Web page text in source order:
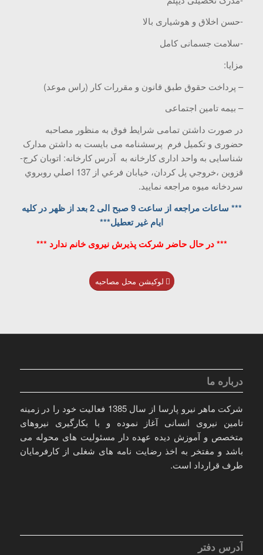
-حسن اخلاق و هوشیاری بالا
-سلامت جسمانی کامل
مزایا:
– پرداخت حقوق طبق قانون و مقررات کار (راس موعد)
– بیمه تامین اجتماعی
در صورت داشتن تمامی شرایط فوق به منظور مصاحبه
حضوری و تکمیل فرم پرسشنامه می بایست به داشتن مدارک
شناسایی به واحد اداری کارخانه به آدرس کارخانه: اتوبان کرج-
قزوين ،خروجي پل کردان، خيابان فرعي از 137 اصلي روبروي
سردخانه ميوه مراجعه نمایید.
*** ساعات مراجعه از ساعت 9 صبح الی 2 بعد از ظهر در کلیه
ایام غیر تعطیل***
*** در حال حاضر شرکت پذیرش نیروی خانم ندارد ***
لوکیشن محل مصاحبه
درباره ما
شرکت ماهر نیرو پارسا از سال 1385 فعالیت خود را در زمینه
تامین نیروی انسانی آغاز نموده و با بکارگیری نیروهای
متخصص و آموزش دیده عهده دار مسئولیت های محوله می
باشد و مفتخر به اخذ رضایت نامه های شغلی از کارفرمایان
طرف قرارداد است.
آدرس دفتر